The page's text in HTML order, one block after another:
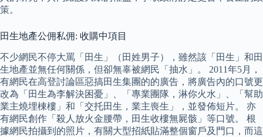
策。
田生地產公佣私佣: 收購中項目
不少網民不停大罵「田生」（田姓男子），雖然該「田生」和田
生地產並無任何關係，但卻無辜被網民「抽水」。 2011年5月，
有網民在高登討論區惡搞田生集團的的廣告，將廣告內的口號更
改為「田生為李解決困憂」、「專業團隊，淋你火水」、「幫助
業主燒埋棟樓」和「交托田生，業主喪生」，並發佈短片。 亦
有網民創作「殺人放火金腰帶，田生收樓無屍骸」等口號。 根
據網民拍攝到的照片，有關大型招紙貼滿整個窗戶及門口，而這